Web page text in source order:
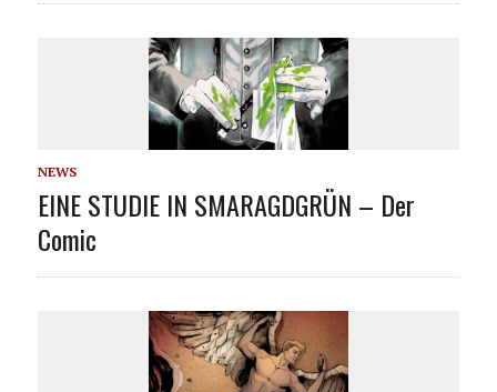
NEWS
EINE STUDIE IN SMARAGDGRÜN – Der
Comic